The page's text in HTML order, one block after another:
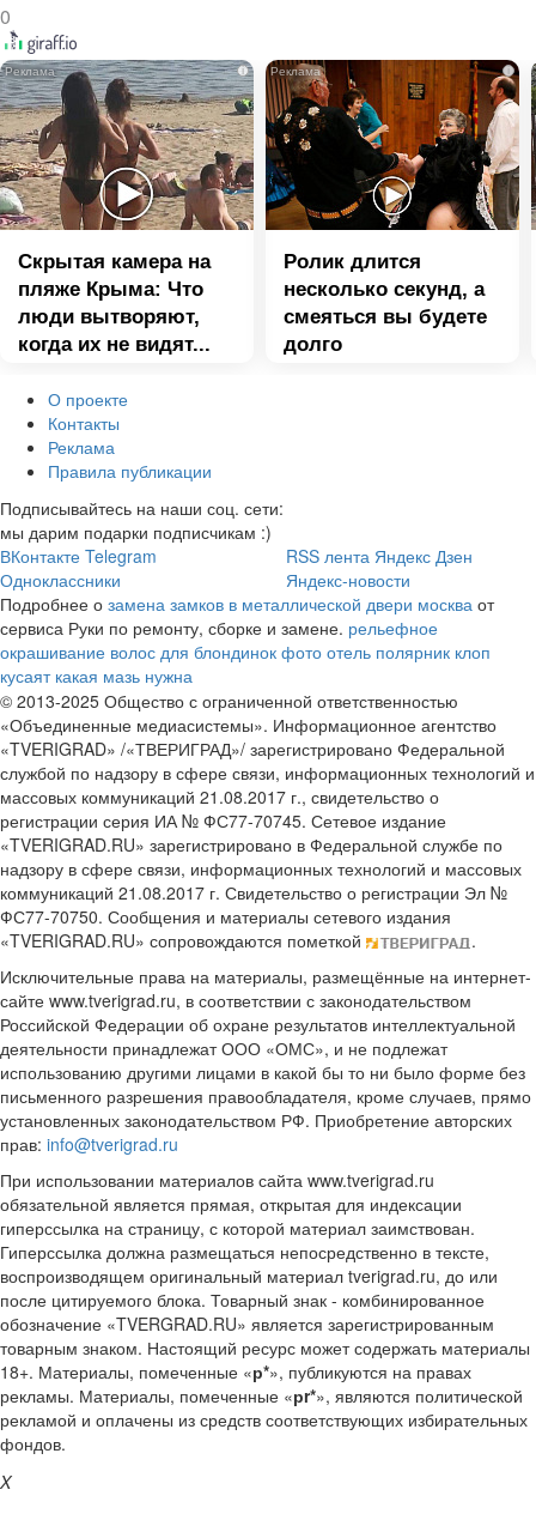
0
i
Скрытая камера на
пляже Крыма: Что
люди вытворяют,
когда их не видят...
i
Ролик длится
несколько секунд, а
смеяться вы будете
долго
О проекте
Контакты
Реклама
Правила публикации
Подписывайтесь на наши соц. сети:
мы дарим подарки подписчикам :)
ВКонтакте Telegram
Одноклассники
RSS лента Яндекс Дзен
Яндекс-новости
Подробнее о замена замков в металлической двери москва от
сервиса Руки по ремонту, сборке и замене. рельефное
окрашивание волос для блондинок фото отель полярник клоп
кусаят какая мазь нужна
© 2013-2025 Общество с ограниченной ответственностью
«Объединенные медиасистемы». Информационное агентство
«TVERIGRAD» /«ТВЕРИГРАД»/ зарегистрировано Федеральной
службой по надзору в сфере связи, информационных технологий и
массовых коммуникаций 21.08.2017 г., свидетельство о
регистрации серия ИА № ФС77-70745. Сетевое издание
«TVERIGRAD.RU» зарегистрировано в Федеральной службе по
надзору в сфере связи, информационных технологий и массовых
коммуникаций 21.08.2017 г. Свидетельство о регистрации Эл №
ФС77-70750. Сообщения и материалы сетевого издания
«TVERIGRAD.RU» сопровождаются пометкой
.
Исключительные права на материалы, размещённые на интернет-
сайте www.tverigrad.ru, в соответствии с законодательством
Российской Федерации об охране результатов интеллектуальной
деятельности принадлежат ООО «ОМС», и не подлежат
использованию другими лицами в какой бы то ни было форме без
письменного разрешения правообладателя, кроме случаев, прямо
установленных законодательством РФ. Приобретение авторских
прав: info@tverigrad.ru
При использовании материалов сайта www.tverigrad.ru
обязательной является прямая, открытая для индексации
гиперссылка на страницу, с которой материал заимствован.
Гиперссылка должна размещаться непосредственно в тексте,
воспроизводящем оригинальный материал tverigrad.ru, до или
после цитируемого блока. Товарный знак - комбинированное
обозначение «TVERGRAD.RU» является зарегистрированным
товарным знаком. Настоящий ресурс может содержать материалы
18+. Материалы, помеченные «р*», публикуются на правах
рекламы. Материалы, помеченные «рr*», являются политической
рекламой и оплачены из средств соответствующих избирательных
фондов.
X